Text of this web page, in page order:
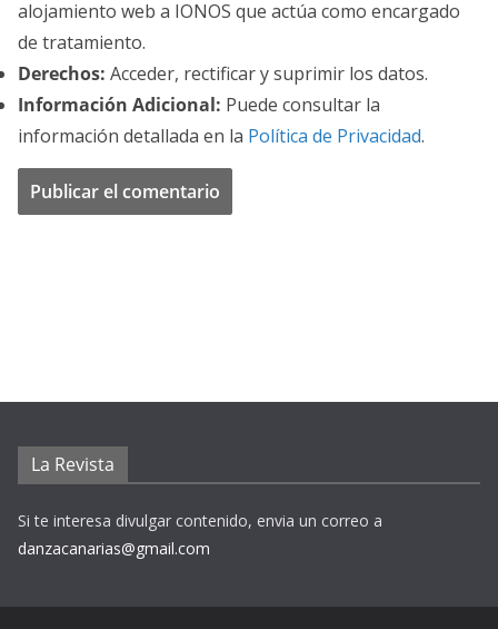
alojamiento web a IONOS que actúa como encargado
de tratamiento.
Derechos: Acceder, rectificar y suprimir los datos.
Información Adicional: Puede consultar la
información detallada en la Política de Privacidad.
La Revista
Si te interesa divulgar contenido, envia un correo a
danzacanarias@gmail.com